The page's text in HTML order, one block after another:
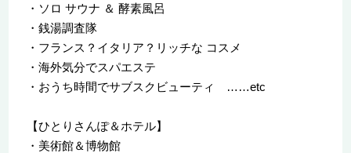
・ソロ サウナ ＆ 酵素風呂
・銭湯調査隊
・フランス？イタリア？リッチな コスメ
・海外気分でスパエステ
・おうち時間でサブスクビューティ ……etc
【ひとりさんぽ＆ホテル】
・美術館＆博物館